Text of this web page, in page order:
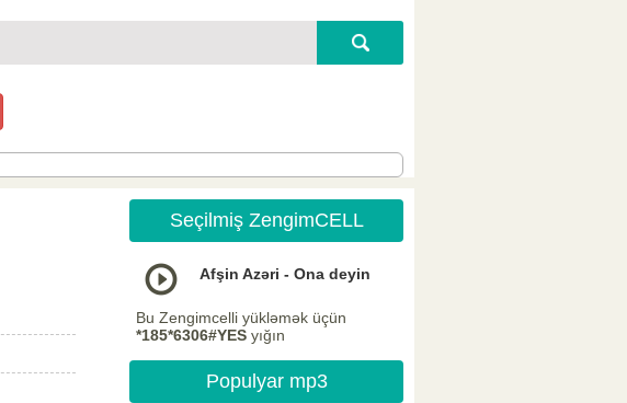
Seçilmiş ZengimCELL
Afşin Azəri - Ona deyin
Bu Zengimcelli yükləmək üçün
*185*6306#YES yığın
Populyar mp3